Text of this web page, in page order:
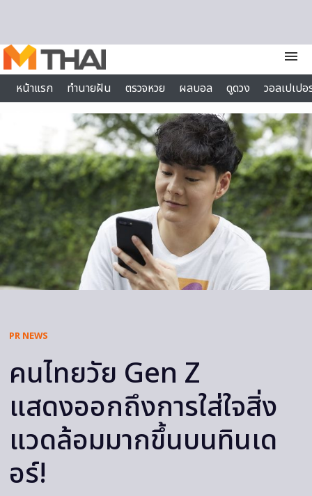
menu
หน้าแรก
ทำนายฝัน ตรวจหวย ผลบอล ดูดวง
วอลเปเป
PR NEWS
คนไทยวัย Gen Z
แสดงออกถึงการใส่ใจสิ่ง
แวดล้อมมากขึ้นบนทินเด
อร์!